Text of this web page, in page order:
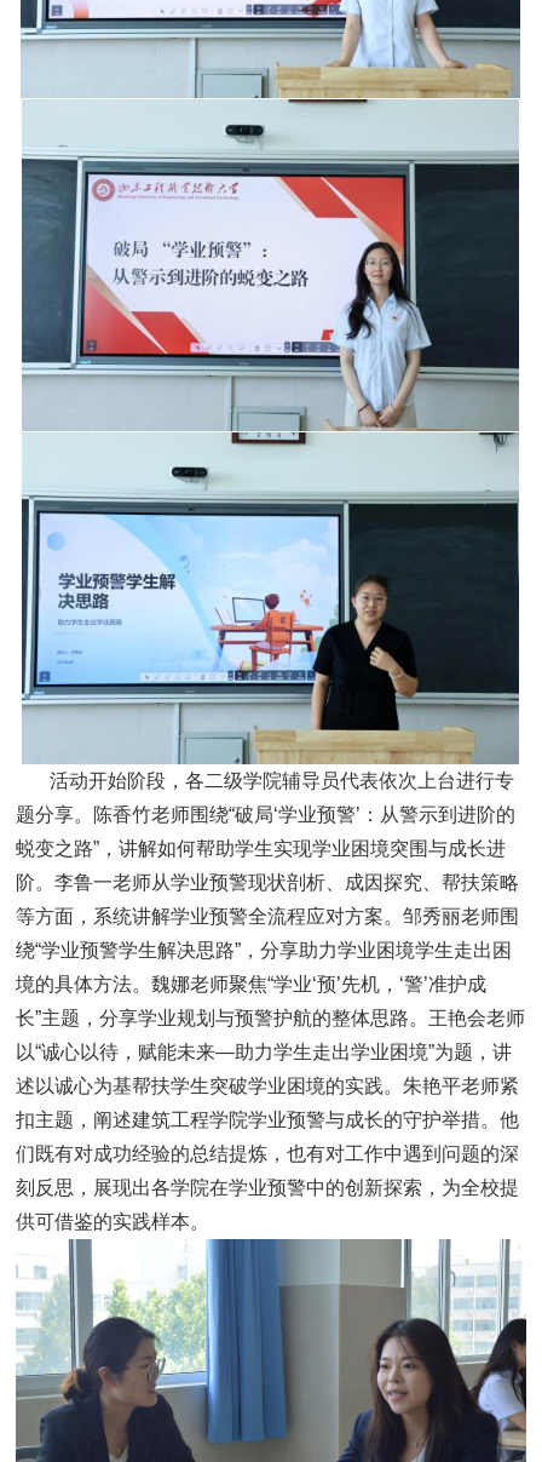
活动开始阶段，各二级学院辅导员代表依次上台进行专
题分享。陈香竹老师围绕“破局‘学业预警’：从警示到进阶的
蜕变之路”，讲解如何帮助学生实现学业困境突围与成长进
阶。李鲁一老师从学业预警现状剖析、成因探究、帮扶策略
等方面，系统讲解学业预警全流程应对方案。邹秀丽老师围
绕“学业预警学生解决思路”，分享助力学业困境学生走出困
境的具体方法。魏娜老师聚焦“学业‘预’先机，‘警’准护成
长”主题，分享学业规划与预警护航的整体思路。王艳会老师
以“诚心以待，赋能未来—助力学生走出学业困境”为题，讲
述以诚心为基帮扶学生突破学业困境的实践。朱艳平老师紧
扣主题，阐述建筑工程学院学业预警与成长的守护举措。他
们既有对成功经验的总结提炼，也有对工作中遇到问题的深
刻反思，展现出各学院在学业预警中的创新探索，为全校提
供可借鉴的实践样本。